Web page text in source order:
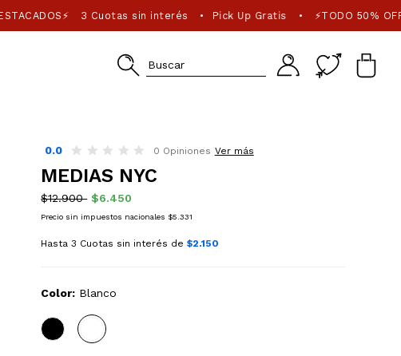
3 Cuotas sin interés • Pick Up Gratis • ⚡TODO 50%
0.0 0 Opiniones Ver más
MEDIAS NYC
$12.900 $6.450
Precio sin impuestos nacionales $5.331
Hasta 3 Cuotas sin interés de$2.150
Color: Blanco